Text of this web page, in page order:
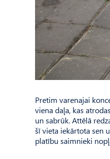
Pretim varenajai
viena daļa, kas
un sabrūk. Attēlā
šī vieta iekārtota sen
platību saimnieki